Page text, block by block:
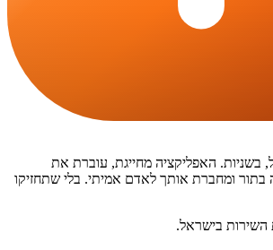
בשניות. האפליקציה מחייגת, עוברת את
בתור ומחברת אותך לאדם אמיתי. בלי שתחזיקו
השירות בישראל.